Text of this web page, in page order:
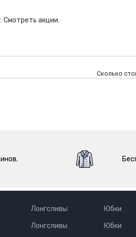
Смотреть акции.
Сколько
Лонгсливы
Лонгсливы
Юбки
Юбки